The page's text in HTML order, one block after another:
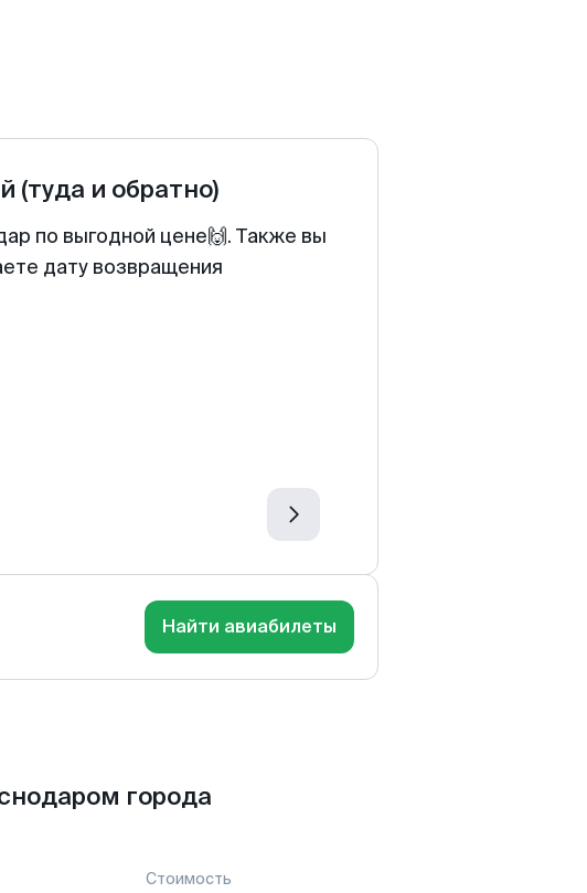
(туда и обратно)
по выгодной цене🙌. Также вы
дату возвращения
Найти авиабилеты
города
Стоимость